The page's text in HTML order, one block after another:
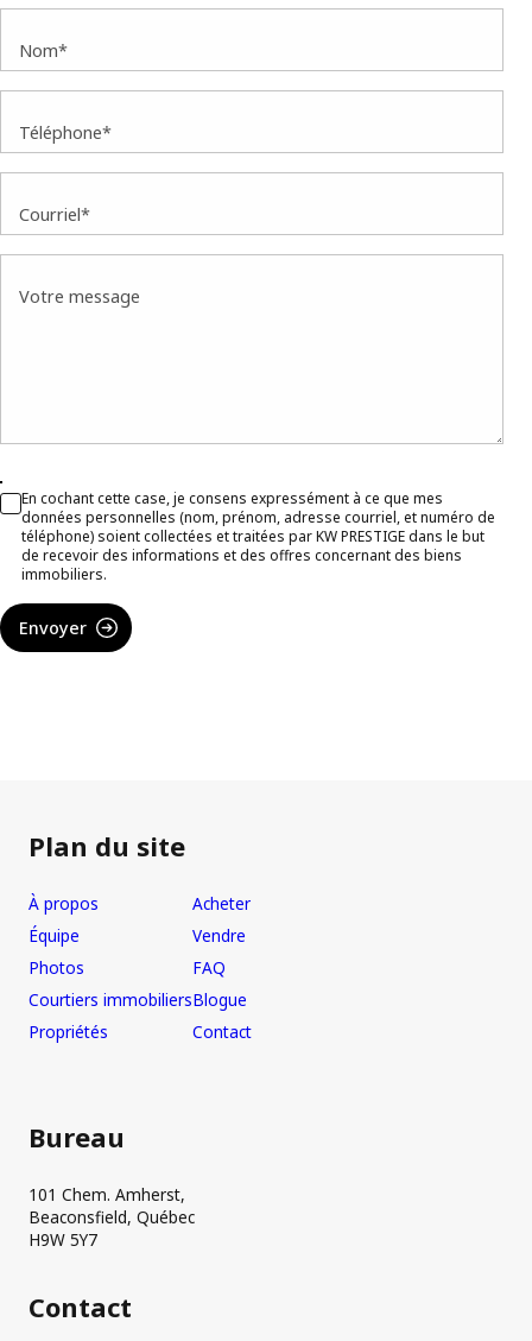
Nom*
Téléphone*
Courriel*
Votre message
En cochant cette case, je consens expressément à ce que mes
données personnelles (nom, prénom, adresse courriel, et numéro de
téléphone) soient collectées et traitées par KW PRESTIGE dans le but
de recevoir des informations et des offres concernant des biens
immobiliers.
Envoyer
Plan du site
À propos
Équipe
Photos
Courtiers immobiliers
Propriétés
Acheter
Vendre
FAQ
Blogue
Contact
Bureau
101 Chem. Amherst,
Beaconsfield, Québec
H9W 5Y7
Contact